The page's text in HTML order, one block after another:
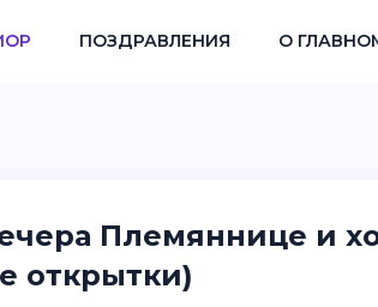
ПОЗДРАВЛЕНИЯ О
Племяннице и
открытки)